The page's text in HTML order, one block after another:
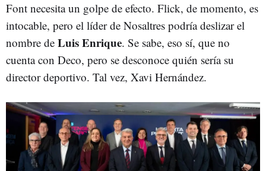
Font necesita un golpe de efecto. Flick, de momento, es
intocable, pero el líder de Nosaltres podría deslizar el
nombre de Luis Enrique. Se sabe, eso sí, que no
cuenta con Deco, pero se desconoce quién sería su
director deportivo. Tal vez, Xavi Hernández.